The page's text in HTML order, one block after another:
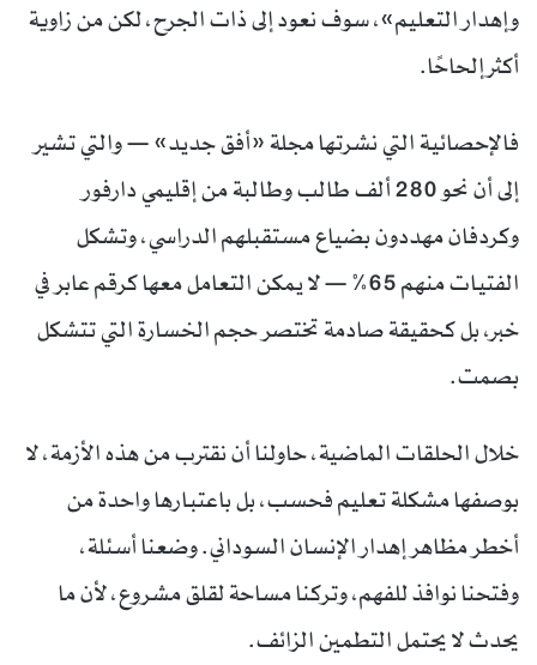
وإهدار التعليم»، سوف نعود إلى ذات الجرح، لكن من زاوية
أكثر إلحاحًا.
فالإحصائية التي نشرتها مجلة «أفق جديد» — والتي تشير
إلى أن نحو 280 ألف طالب وطالبة من إقليمي دارفور
وكردفان مهددون بضياع مستقبلهم الدراسي، وتشكل
الفتيات منهم 65% — لا يمكن التعامل معها كرقم عابر في
خبر، بل كحقيقة صادمة تختصر حجم الخسارة التي تتشكل
بصمت.
خلال الحلقات الماضية، حاولنا أن نقترب من هذه الأزمة، لا
بوصفها مشكلة تعليم فحسب، بل باعتبارها واحدة من
أخطر مظاهر إهدار الإنسان السوداني. وضعنا أسئلة،
وفتحنا نوافذ للفهم، وتركنا مساحة لقلق مشروع، لأن ما
يحدث لا يحتمل التطمين الزائف.